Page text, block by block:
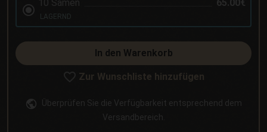
10 Samen 65.00€
LAGERND
In den Warenkorb
Zur Wunschliste hinzufügen
Überprüfen Sie die Verfügbarkeit entsprechend dem
Versandbereich.